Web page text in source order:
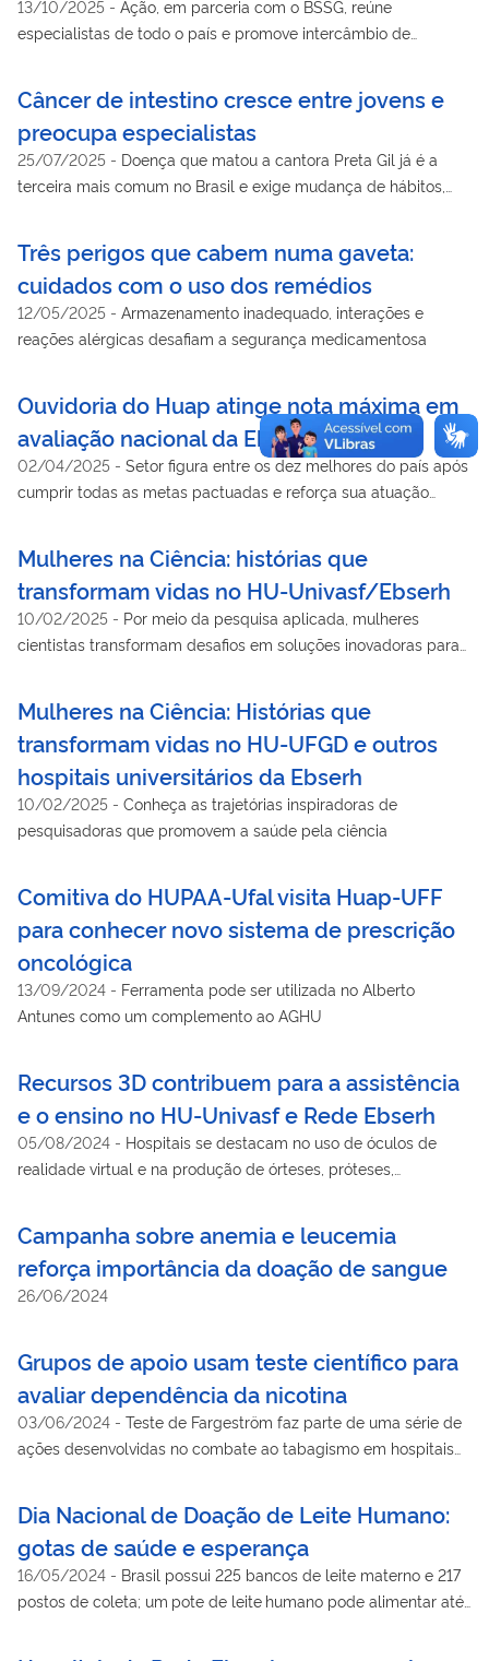
13/10/2025 - Ação, em parceria com o BSSG, reúne
especialistas de todo o país e promove intercâmbio de
Câncer de intestino cresce entre jovens e
preocupa especialistas
25/07/2025 - Doença que matou a cantora Preta Gil já é a
terceira mais comum no Brasil e exige mudança de hábitos,
Três perigos que cabem numa gaveta:
cuidados com o uso dos remédios
12/05/2025 - Armazenamento inadequado, interações e
reações alérgicas desafiam a segurança medicamentosa
Ouvidoria do Huap atinge nota máxima em
avaliação nacional da Ebserh
02/04/2025 - Setor figura entre os dez melhores do país após
cumprir todas as metas pactuadas e reforça sua atuação
Mulheres na Ciência: histórias que
transformam vidas no HU-Univasf/Ebserh
10/02/2025 - Por meio da pesquisa aplicada, mulheres
cientistas transformam desafios em soluções inovadoras para
Mulheres na Ciência: Histórias que
transformam vidas no HU-UFGD e outros
hospitais universitários da Ebserh
10/02/2025 - Conheça as trajetórias inspiradoras de
pesquisadoras que promovem a saúde pela ciência
Comitiva do HUPAA-Ufal visita Huap-UFF
para conhecer novo sistema de prescrição
oncológica
13/09/2024 - Ferramenta pode ser utilizada no Alberto
Antunes como um complemento ao AGHU
Recursos 3D contribuem para a assistência
e o ensino no HU-Univasf e Rede Ebserh
05/08/2024 - Hospitais se destacam no uso de óculos de
realidade virtual e na produção de órteses, próteses,
Campanha sobre anemia e leucemia
reforça importância da doação de sangue
26/06/2024
Grupos de apoio usam teste científico para
avaliar dependência da nicotina
03/06/2024 - Teste de Fargeström faz parte de uma série de
ações desenvolvidas no combate ao tabagismo em hospitais
Dia Nacional de Doação de Leite Humano:
gotas de saúde e esperança
16/05/2024 - Brasil possui 225 bancos de leite materno e 217
postos de coleta; um pote de leite humano pode alimentar até